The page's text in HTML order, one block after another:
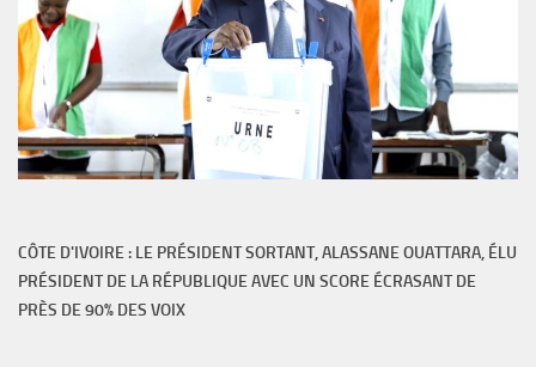
CÔTE D'IVOIRE : LE PRÉSIDENT SORTANT, ALASSANE OUATTARA, ÉLU
PRÉSIDENT DE LA RÉPUBLIQUE AVEC UN SCORE ÉCRASANT DE
PRÈS DE 90% DES VOIX